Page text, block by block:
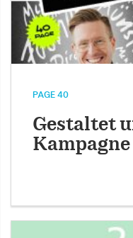
PAGE 40
Gestaltet